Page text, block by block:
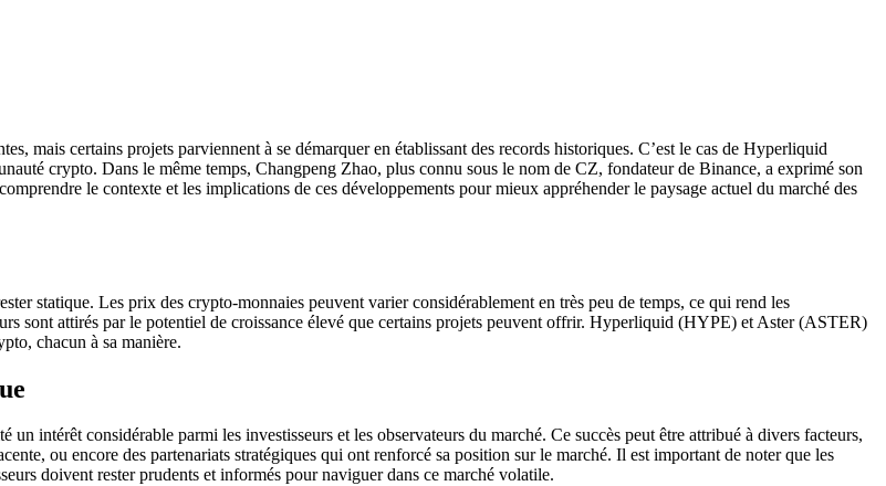
mais certains projets parviennent à se démarquer en établissant des records historiques. C’est le cas de Hyperliquid
crypto. Dans le même temps, Changpeng Zhao, plus connu sous le nom de CZ, fondateur de Binance, a exprimé son
le contexte et les implications de ces développements pour mieux appréhender le paysage actuel du marché des
statique. Les prix des crypto-monnaies peuvent varier considérablement en très peu de temps, ce qui rend les
sont attirés par le potentiel de croissance élevé que certains projets peuvent offrir. Hyperliquid (HYPE) et Aster (ASTER)
chacun à sa manière.
intérêt considérable parmi les investisseurs et les observateurs du marché. Ce succès peut être attribué à divers facteurs,
ou encore des partenariats stratégiques qui ont renforcé sa position sur le marché. Il est important de noter que les
doivent rester prudents et informés pour naviguer dans ce marché volatile.